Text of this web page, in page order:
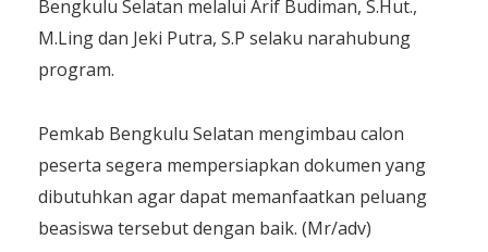
Bengkulu Selatan melalui Arif Budiman, S.Hut.,
M.Ling dan Jeki Putra, S.P selaku narahubung
program.
Pemkab Bengkulu Selatan mengimbau calon
peserta segera mempersiapkan dokumen yang
dibutuhkan agar dapat memanfaatkan peluang
beasiswa tersebut dengan baik. (Mr/adv)